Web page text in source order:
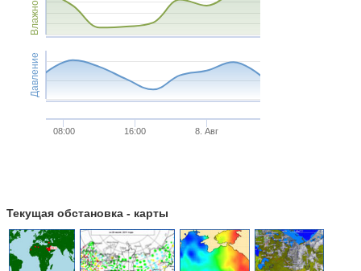
Влажность
Давление
08:00 16:00 8. Авг
Текущая обстановка - карты